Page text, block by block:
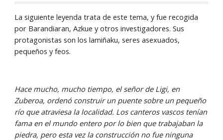
La siguiente leyenda trata de este tema, y fue recogida
por Barandiaran, Azkue y otros investigadores. Sus
protagonistas son los lamiñaku, seres asexuados,
pequeños y feos.
Hace mucho, mucho tiempo, el señor de Ligi, en
Zuberoa, ordenó construir un puente sobre un pequeño
río que atraviesa la localidad. Los canteros vascos tenían
fama en el mundo entero por lo bien que trabajaban la
piedra, pero esta vez la construcción no fue ninguna